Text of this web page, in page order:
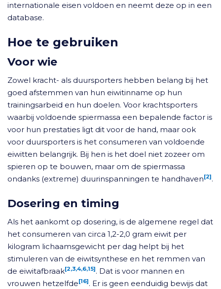
internationale eisen voldoen en neemt deze op in een
database.
Hoe te gebruiken
Voor wie
Zowel kracht- als duursporters hebben belang bij het
goed afstemmen van hun eiwitinname op hun
trainingsarbeid en hun doelen. Voor krachtsporters
waarbij voldoende spiermassa een bepalende factor is
voor hun prestaties ligt dit voor de hand, maar ook
voor duursporters is het consumeren van voldoende
eiwitten belangrijk. Bij hen is het doel niet zozeer om
spieren op te bouwen, maar om de spiermassa
ondanks (extreme) duurinspanningen te handhaven[2].
Dosering en timing
Als het aankomt op dosering, is de algemene regel dat
het consumeren van circa 1,2-2,0 gram eiwit per
kilogram lichaamsgewicht per dag helpt bij het
stimuleren van de eiwitsynthese en het remmen van
de eiwitafbraak[2,3,4,6,15]. Dat is voor mannen en
vrouwen hetzelfde[16]. Er is geen eenduidig bewijs dat